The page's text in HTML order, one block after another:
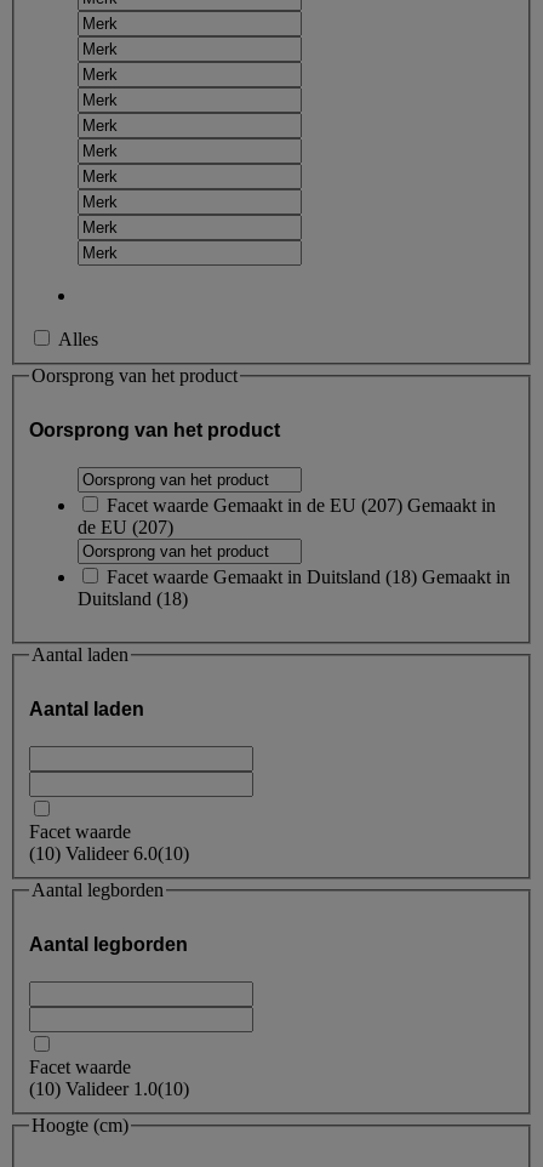
Alles
Oorsprong van het product
Oorsprong van het product
Facet waarde Gemaakt in de EU (207) Gemaakt in
de EU (207)
Facet waarde Gemaakt in Duitsland (18) Gemaakt in
Duitsland (18)
Aantal laden
Aantal laden
Facet waarde
(10) Valideer6.0(10)
Aantal legborden
Aantal legborden
Facet waarde
(10) Valideer 1.0(10)
Hoogte (cm)